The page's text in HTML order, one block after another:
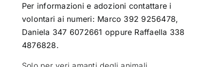
Per informazioni e adozioni contattare i
volontari ai numeri: Marco 392 9256478,
Daniela 347 6072661 oppure Raffaella 338
4876828.